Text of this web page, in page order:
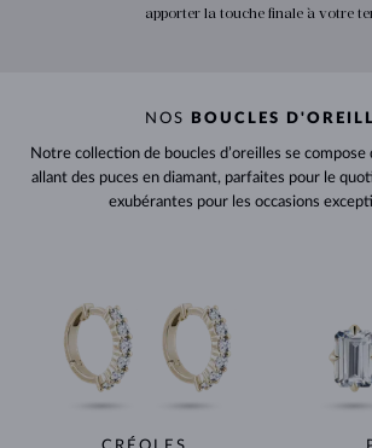
apporter la touche finale à votre
NOS BOUCLES
Notre collection de boucles d’oreilles se compose
allant des puces en diamant, parfaites pour le
exubérantes pour les occasions